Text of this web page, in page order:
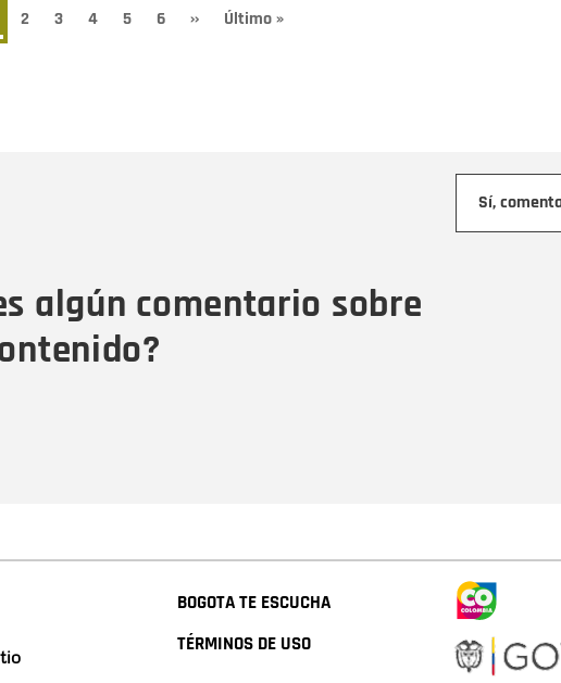
Page
2 Page
3 Page
4 Page
5 Page
6
Siguiente
››
Última
Último »
algún comentario sobre
Sí,
BOGOTA TE ESCUCHA
TÉRMINOS DE USO